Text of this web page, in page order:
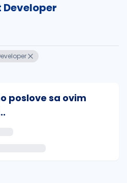
poslove sa ovim